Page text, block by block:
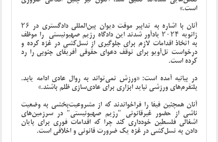
است.»
آنان با اشاره به تدابیر موقت دیوان بین‌المللی دادگستری در ۲۶
ژانویه ۲۰۲۴ یادآور شدند این دادگاه رژیم صهیونیستی را موظف
به اتخاذ اقدامات لازم برای جلوگیری از نسل‌کشی در غزه کرده و
درخواست تل‌آویو برای توقف دعوای حقوقی آفریقای جنوبی را رد
کرده است.
در بیانیه آمده است: «ورزش نمی‌تواند به روال عادی ادامه یابد.
پلتفرم‌های ورزشی نباید ابزاری برای عادی‌سازی ظلم باشند.»
آنان همچنین فیفا را فراخواندند که از مشروعیت‌بخشی به وضعیت
ناشی از حضور غیرقانونی "رژیم صهیونیستی" در سرزمین‌های
اشغالی فلسطین خودداری کند چرا که اقدامات فوری برای پایان
دادن به نسل‌کشی در غزه یک ضرورت قانونی و اخلاقی است.